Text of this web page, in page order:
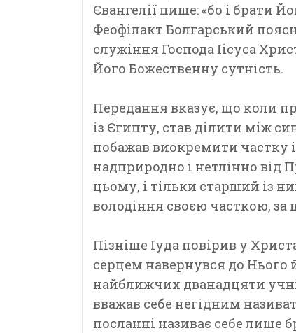
Євангелії пише: «бо і брати
Феофілакт Болгарський
служіння Господа Іісуса
Його Божественну сутність.
Передання вказує, що коли
із Єгипту, став ділити між
побажав виокремити частку
надприродно і нетлінно від
цьому, і тільки старший із
володіння своєю часткою,
Пізніше Іуда повірив у
серцем навернувся до
найближчих дванадцяти
вважав себе негідним
посланні називає себе лише